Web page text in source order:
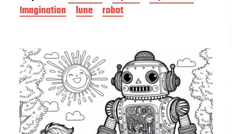
d
e
b
i
c
a
t
i
o
n
Imagination
lune robot